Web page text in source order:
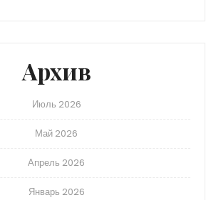
Архив
Июль 2026
Май 2026
Апрель 2026
Январь 2026